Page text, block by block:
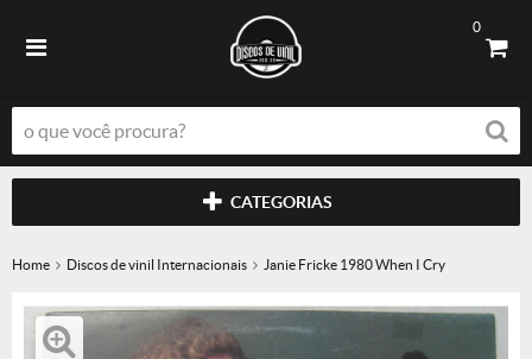
0
CATEGORIAS
Home Discos de vinil Internacionais Janie Fricke 1980 When I Cry